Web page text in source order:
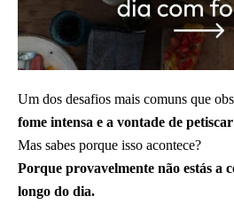
Um dos desafios mais comuns que
fome intensa e a vontade de
Mas sabes porque isso acontece?
Porque provavelmente não estás a
longo do dia.